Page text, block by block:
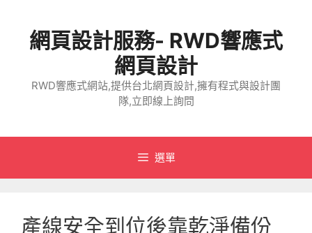
網頁設計服務- RWD響應式
網頁設計
RWD響應式網站,提供台北網頁設計,擁有程式與設計團
隊,立即線上詢問
選單
產線安全到位後靠乾淨備份